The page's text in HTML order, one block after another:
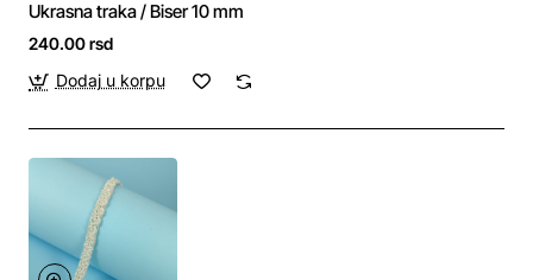
Ukrasna traka / Biser 10 mm
240.00 rsd
Dodaj u korpu